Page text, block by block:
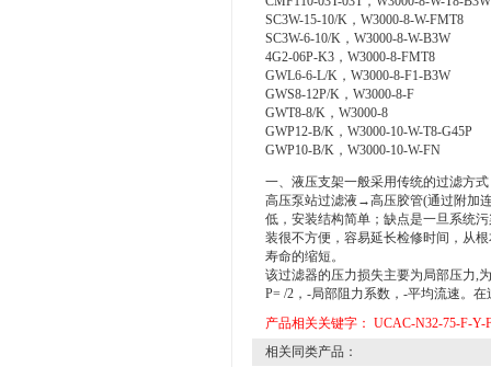
SC3W-15-10/K，W3000-8-W-FMT8
SC3W-6-10/K，W3000-8-W-B3W
4G2-06P-K3，W3000-8-FMT8
GWL6-6-L/K，W3000-8-F1-B3W
GWS8-12P/K，W3000-8-F
GWT8-8/K，W3000-8
GWP12-B/K，W3000-10-W-T8-G45P
GWP10-B/K，W3000-10-W-FN
一、液压支架一般采用传统的过滤方式
高压泵站过滤液→高压胶管(通过附加
低，安装结构简单；缺点是一旦系统
装很不方便，容易延长检修时间，从
寿命的缩短。
该过滤器的压力损失主要为局部压力,
P= /2，-局部阻力系数，-平均流速。
产品相关关键字： UCAC-N32-75-F-Y-
相关同类产品：